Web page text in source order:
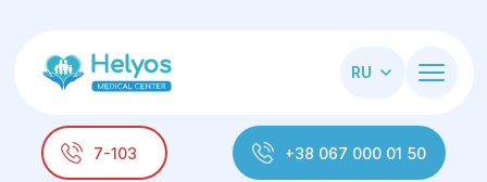
RU
7-103 +38 067 000 01 50